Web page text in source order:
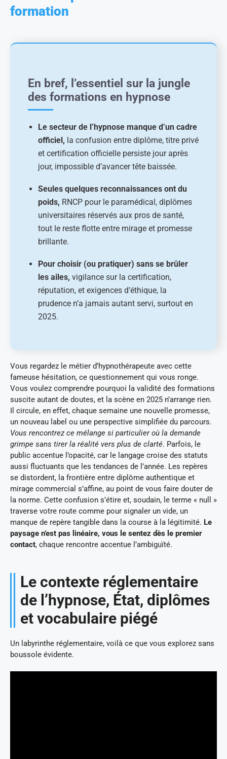
formation
En bref, l’essentiel sur la jungle
des formations en hypnose
Le secteur de l’hypnose manque d’un cadre
officiel, la confusion entre diplôme, titre privé
et certification officielle persiste jour après
jour, impossible d’avancer tête baissée.
Seules quelques reconnaissances ont du
poids, RNCP pour le paramédical, diplômes
universitaires réservés aux pros de santé,
tout le reste flotte entre mirage et promesse
brillante.
Pour choisir (ou pratiquer) sans se brûler
les ailes, vigilance sur la certification,
réputation, et exigences d’éthique, la
prudence n’a jamais autant servi, surtout en
2025.
Vous regardez le métier d’hypnothérapeute avec cette
fameuse hésitation, ce questionnement qui vous ronge.
Vous voulez comprendre pourquoi la validité des formations
suscite autant de doutes, et la scène en 2025 n’arrange rien.
Il circule, en effet, chaque semaine une nouvelle promesse,
un nouveau label ou une perspective simplifiée du parcours.
Vous rencontrez ce mélange si particulier où la demande
grimpe sans tirer la réalité vers plus de clarté. Parfois, le
public accentue l’opacité, car le langage croise des statuts
aussi fluctuants que les tendances de l’année. Les repères
se distordent, la frontière entre diplôme authentique et
mirage commercial s’affine, au point de vous faire douter de
la norme. Cette confusion s’étire et, soudain, le terme « null »
traverse votre route comme pour signaler un vide, un
manque de repère tangible dans la course à la légitimité. Le
paysage n’est pas linéaire, vous le sentez dès le premier
contact, chaque rencontre accentue l’ambiguïté.
Le contexte réglementaire
de l’hypnose, État, diplômes
et vocabulaire piégé
Un labyrinthe réglementaire, voilà ce que vous explorez sans
boussole évidente.